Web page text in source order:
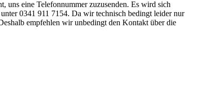
uns eine Telefonnummer zuzusenden. Es wird sich
0341 911 7154. Da wir technisch bedingt leider nur
empfehlen wir unbedingt den Kontakt über die